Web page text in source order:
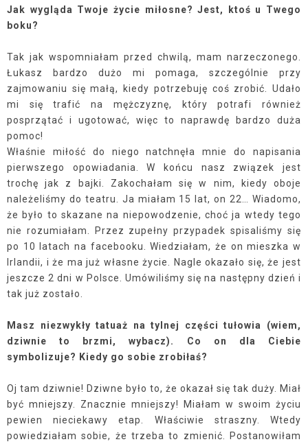
Jak wygląda Twoje życie miłosne? Jest, ktoś u Twego
boku?
Tak jak wspomniałam przed chwilą, mam narzeczonego.
Łukasz bardzo dużo mi pomaga, szczególnie przy
zajmowaniu się małą, kiedy potrzebuję coś zrobić. Udało
mi się trafić na mężczyznę, który potrafi również
posprzątać i ugotować, więc to naprawdę bardzo duża
pomoc!
Właśnie miłość do niego natchnęła mnie do napisania
pierwszego opowiadania. W końcu nasz związek jest
trochę jak z bajki. Zakochałam się w nim, kiedy oboje
należeliśmy do teatru. Ja miałam 15 lat, on 22… Wiadomo,
że było to skazane na niepowodzenie, choć ja wtedy tego
nie rozumiałam. Przez zupełny przypadek spisaliśmy się
po 10 latach na facebooku. Wiedziałam, że on mieszka w
Irlandii, i że ma już własne życie. Nagle okazało się, że jest
jeszcze 2 dni w Polsce. Umówiliśmy się na następny dzień i
tak już zostało.
Masz niezwykły tatuaż na tylnej części tułowia (wiem,
dziwnie to brzmi, wybacz). Co on dla Ciebie
symbolizuje? Kiedy go sobie zrobiłaś?
Oj tam dziwnie! Dziwne było to, że okazał się tak duży. Miał
być mniejszy. Znacznie mniejszy! Miałam w swoim życiu
pewien nieciekawy etap. Właściwie straszny. Wtedy
powiedziałam sobie, że trzeba to zmienić. Postanowiłam